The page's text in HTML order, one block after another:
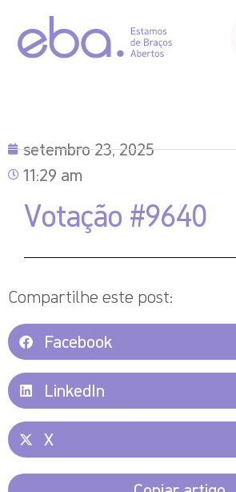
setembro 23, 2025
11:29 am
Votação #9640
Compartilhe este post:
Facebook
LinkedIn
X